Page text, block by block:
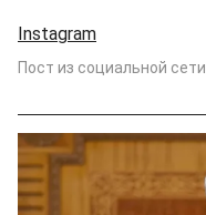
Instagram
Пост из социальной сети